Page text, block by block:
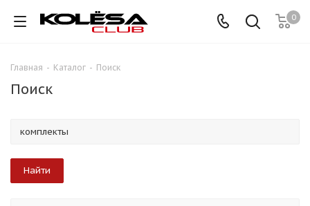
0
Главная - Каталог - Поиск
Поиск